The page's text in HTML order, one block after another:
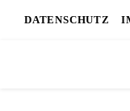
DATENSCHUTZ